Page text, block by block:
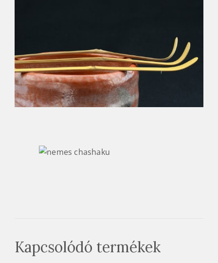
Kapcsolódó termékek